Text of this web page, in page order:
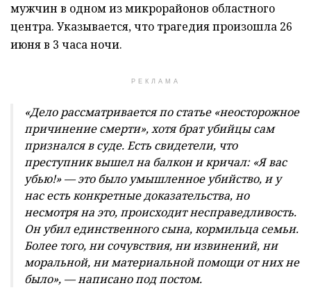
мужчин в одном из микрорайонов областного
центра. Указывается, что трагедия произошла 26
июня в 3 часа ночи.
РЕКЛАМА
«Дело рассматривается по статье «неосторожное
причинение смерти», хотя брат убийцы сам
признался в суде. Есть свидетели, что
преступник вышел на балкон и кричал: «Я вас
убью!» — это было умышленное убийство, и у
нас есть конкретные доказательства, но
несмотря на это, происходит несправедливость.
Он убил единственного сына, кормильца семьи.
Более того, ни сочувствия, ни извинений, ни
моральной, ни материальной помощи от них не
было», — написано под постом.